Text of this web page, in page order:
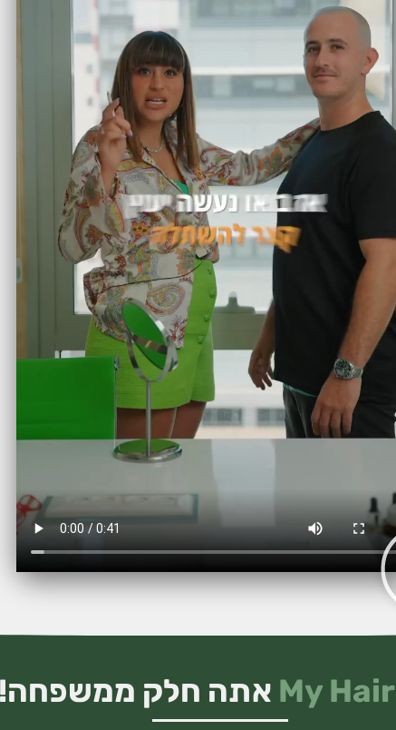
My Hair אתה חלק ממשפחה!